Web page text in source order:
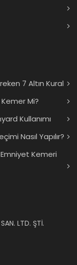
7 Altın Kural
Mi?
Kullanımı
Nasıl Yapılır?
Emniyet Kemeri
LTD. ŞTİ.